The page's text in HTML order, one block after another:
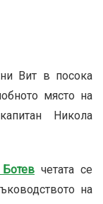
Вит в посока
място на
Никола
четата се
на